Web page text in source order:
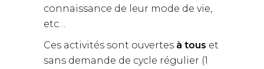
connaissance de leur mode de vie,
etc…
Ces activités sont ouvertes à tous et
sans demande de cycle régulier (1